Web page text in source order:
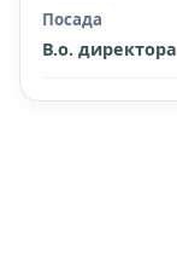
Посада
В.о. директора